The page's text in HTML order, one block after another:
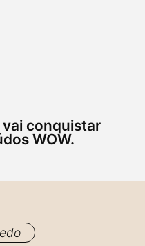
vai conquistar
WOW.